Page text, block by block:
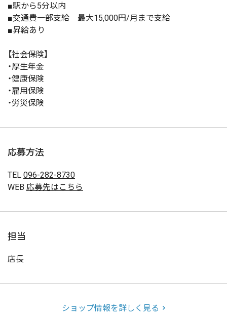
■駅から5分以内
■交通費一部支給 最大15,000円/月まで支給
■昇給あり
【社会保険】
・厚生年金
・健康保険
・雇用保険
・労災保険
応募方法
TEL 096-282-8730
WEB 応募先はこちら
担当
店長
ショップ情報を詳しく見る